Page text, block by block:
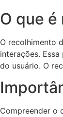
O que
O recolhimento
interações.
do usuário. O
Compreender o